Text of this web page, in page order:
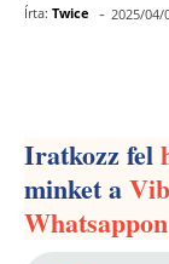
Írta: Twice - 2025/04/
Iratkozz fel
minket a
Whatsappon